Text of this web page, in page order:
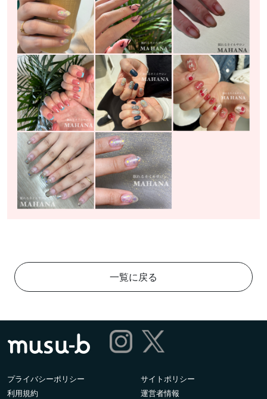
一覧に戻る
プライバシーポリシー
サイトポリシー
利用規約
運営者情報